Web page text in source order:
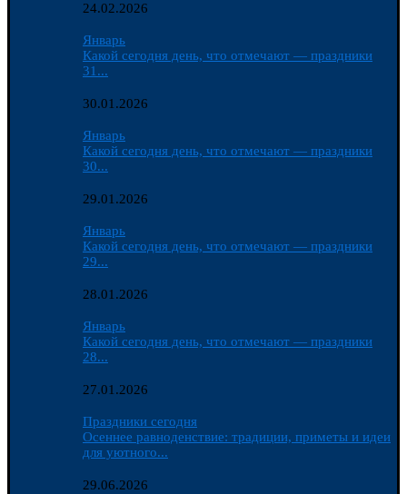
24.02.2026
Январь
Какой сегодня день, что отмечают — праздники
31...
30.01.2026
Январь
Какой сегодня день, что отмечают — праздники
30...
29.01.2026
Январь
Какой сегодня день, что отмечают — праздники
29...
28.01.2026
Январь
Какой сегодня день, что отмечают — праздники
28...
27.01.2026
Праздники сегодня
Осеннее равноденствие: традиции, приметы и идеи
для уютного...
29.06.2026